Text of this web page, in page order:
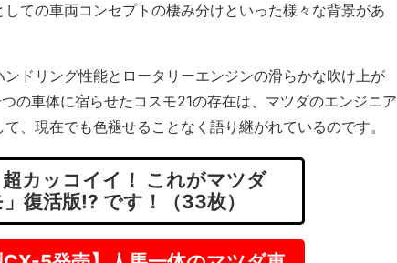
ての車両コンセプトの棲み分けといった様々な背景があ
ドリング性能とロータリーエンジンの滑らかな吹け上が
の車体に宿らせたコスモ21の存在は、マツダのエンジニア
、現在でも色褪せることなく語り継がれているのです。
カッコイイ！ これがマツダ
」復活版!? です！（33枚）